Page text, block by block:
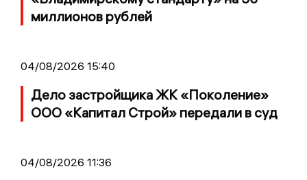
миллионов рублей
04/08/2026 15:40
Дело застройщика ЖК «Поколение»
ООО «Капитал Строй» передали в суд
04/08/2026 11:36